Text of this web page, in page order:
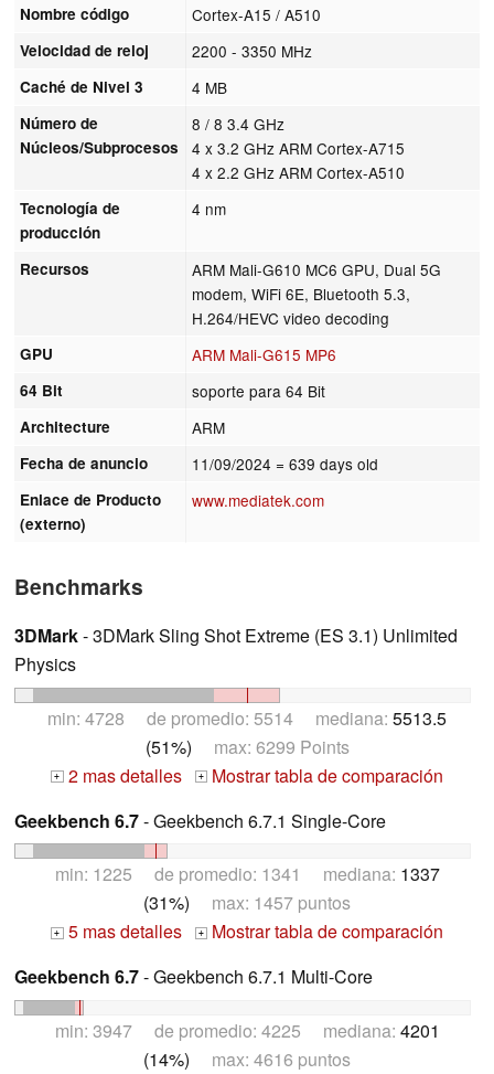
Nombre código Cortex-A15 / A510
Velocidad de reloj 2200 - 3350 MHz
Caché de Nivel 3 4 MB
Número de
Núcleos/Subprocesos
8 / 8 3.4 GHz
4 x 3.2 GHz ARM Cortex-A715
4 x 2.2 GHz ARM Cortex-A510
Tecnología de
producción
4 nm
Recursos
ARM Mali-G610 MC6 GPU, Dual 5G
modem, WiFi 6E, Bluetooth 5.3,
H.264/HEVC video decoding
GPU ARM Mali-G615 MP6
64 Bit soporte para 64 Bit
Architecture ARM
Fecha de anuncio 11/09/2024 = 639 days old
Enlace de Producto
(externo)
www.mediatek.com
Benchmarks
3DMark- 3DMark Sling Shot Extreme (ES 3.1) Unlimited
Physics
min: 4728 de promedio: 5514 mediana: 5513.5
(51%) max: 6299 Points
+ 2 mas detalles +
Mostrar tabla de comparación
Geekbench 6.7- Geekbench 6.7.1 Single-Core
min: 1225 de promedio: 1341 mediana: 1337
(31%) max: 1457 puntos
+ 5 mas detalles +
Mostrar tabla de comparación
Geekbench 6.7- Geekbench 6.7.1 Multi-Core
min: 3947 de promedio: 4225 mediana: 4201
(14%) max: 4616 puntos